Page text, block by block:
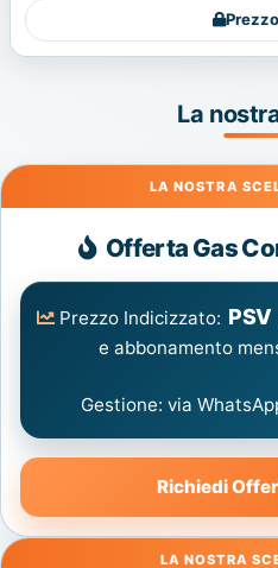
La
Gas
Offerta Gas
Prezzo Indicizzato:
e abbonamento
Gestione: via
Richiedi